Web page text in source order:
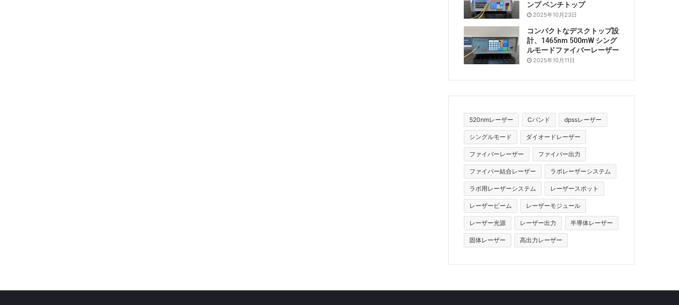
ンプ ベンチトップ
2025年10月23日
コンパクトなデスクトップ設
計、1465nm 500mW シング
ルモードファイバーレーザー
2025年10月11日
520nmレーザー Cバンド dpssレーザー
シングルモード ダイオードレーザー
ファイバーレーザー ファイバー出力
ファイバー結合レーザー ラボレーザーシステム
ラボ用レーザーシステム レーザースポット
レーザービーム レーザーモジュール
レーザー光源 レーザー出力 半導体レーザー
固体レーザー 高出力レーザー